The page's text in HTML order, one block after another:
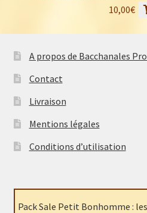
10,00€
A propos de Bacchanales
Contact
Livraison
Mentions légales
Conditions d’utilisation
Pack Sale Petit Bonhomme :